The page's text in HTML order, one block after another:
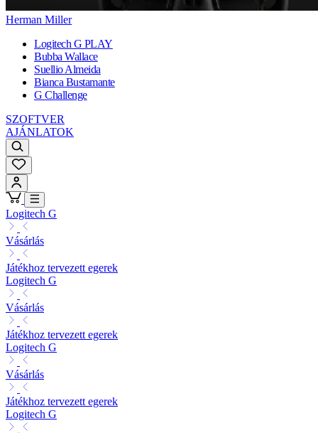
Herman Miller
Logitech G PLAY
Bubba Wallace
Suellio Almeida
Bianca Bustamante
G Challenge
SZOFTVER
AJÁNLATOK
Logitech G
Vásárlás
Játékhoz tervezett egerek
Logitech G
Vásárlás
Játékhoz tervezett egerek
Logitech G
Vásárlás
Játékhoz tervezett egerek
Logitech G